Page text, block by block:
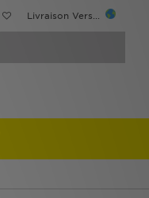
Livraison Vers...